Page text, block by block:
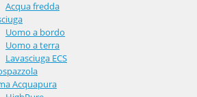
Acqua fredda
Uomo a bordo
Uomo a terra
Lavasciuga ECS
Acquapura